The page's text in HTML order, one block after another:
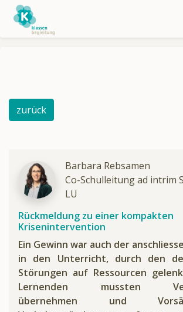
zurück
Barbara Rebsamen
Co-Schulleitung ad intrim
LU
Rückmeldung zu einer kompakten
Krisenintervention
Ein Gewinn war auch der
in den Unterricht, durch den
Störungen auf Ressourcen
Lernenden mussten
übernehmen und